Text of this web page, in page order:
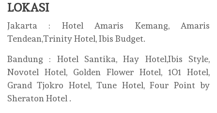
LOKASI
Jakarta : Hotel Amaris Kemang, Amaris
Tendean,Trinity Hotel, Ibis Budget.
Bandung : Hotel Santika, Hay Hotel,Ibis Style,
Novotel Hotel, Golden Flower Hotel, 1O1 Hotel,
Grand Tjokro Hotel, Tune Hotel, Four Point by
Sheraton Hotel .